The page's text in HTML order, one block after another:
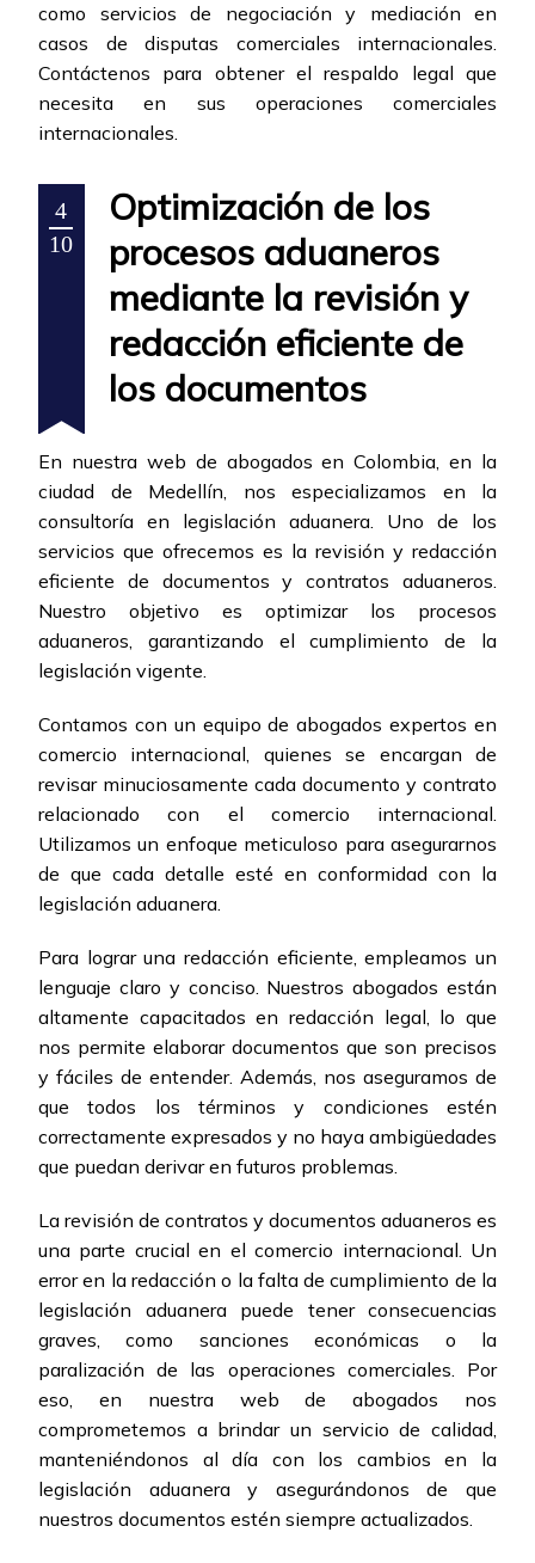
como servicios de negociación y mediación en
casos de disputas comerciales internacionales.
Contáctenos para obtener el respaldo legal que
necesita en sus operaciones comerciales
internacionales.
4
10
Optimización de los
procesos aduaneros
mediante la revisión y
redacción eficiente de
los documentos
En nuestra web de abogados en Colombia, en la
ciudad de Medellín, nos especializamos en la
consultoría en legislación aduanera. Uno de los
servicios que ofrecemos es la revisión y redacción
eficiente de documentos y contratos aduaneros.
Nuestro objetivo es optimizar los procesos
aduaneros, garantizando el cumplimiento de la
legislación vigente.
Contamos con un equipo de abogados expertos en
comercio internacional, quienes se encargan de
revisar minuciosamente cada documento y contrato
relacionado con el comercio internacional.
Utilizamos un enfoque meticuloso para asegurarnos
de que cada detalle esté en conformidad con la
legislación aduanera.
Para lograr una redacción eficiente, empleamos un
lenguaje claro y conciso. Nuestros abogados están
altamente capacitados en redacción legal, lo que
nos permite elaborar documentos que son precisos
y fáciles de entender. Además, nos aseguramos de
que todos los términos y condiciones estén
correctamente expresados y no haya ambigüedades
que puedan derivar en futuros problemas.
La revisión de contratos y documentos aduaneros es
una parte crucial en el comercio internacional. Un
error en la redacción o la falta de cumplimiento de la
legislación aduanera puede tener consecuencias
graves, como sanciones económicas o la
paralización de las operaciones comerciales. Por
eso, en nuestra web de abogados nos
comprometemos a brindar un servicio de calidad,
manteniéndonos al día con los cambios en la
legislación aduanera y asegurándonos de que
nuestros documentos estén siempre actualizados.